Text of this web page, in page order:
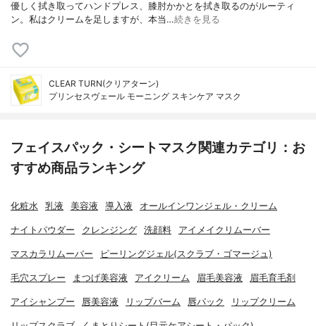
優しく拭き取ってハンドプレス、膝肘かかとを拭き取るのがルーティ
ン。私はクリームを足しますが、本当…続きを見る
CLEAR TURN(クリアターン)
プリンセスヴェール モーニング スキンケア マスク
フェイスパック・シートマスク関連カテゴリ：お
すすめ商品ランキング
化粧水 乳液 美容液 導入液 オールインワンジェル・クリーム
ナイトパウダー クレンジング 洗顔料 アイメイクリムーバー
マスカラリムーバー ピーリングジェル(スクラブ・ゴマージュ)
毛穴スプレー まつげ美容液 アイクリーム 眉毛美容液 眉毛育毛剤
アイシャンプー 唇美容液 リップバーム 唇パック リップクリーム